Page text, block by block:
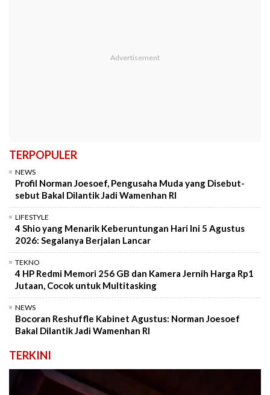
TERPOPULER
NEWS
Profil Norman Joesoef, Pengusaha Muda yang Disebut-
sebut Bakal Dilantik Jadi Wamenhan RI
LIFESTYLE
4 Shio yang Menarik Keberuntungan Hari Ini 5 Agustus
2026: Segalanya Berjalan Lancar
TEKNO
4 HP Redmi Memori 256 GB dan Kamera Jernih Harga Rp1
Jutaan, Cocok untuk Multitasking
NEWS
Bocoran Reshuffle Kabinet Agustus: Norman Joesoef
Bakal Dilantik Jadi Wamenhan RI
TERKINI